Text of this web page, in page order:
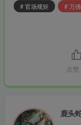
# 官场规矩
# 万
点赞
鹿头